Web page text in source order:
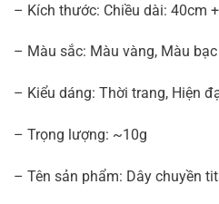
– Kích thước: Chiều dài: 40cm
– Màu sắc: Màu vàng, Màu bạc
– Kiểu dáng: Thời trang, Hiện
– Trọng lượng: ~10g
– Tên sản phẩm: Dây chuyền